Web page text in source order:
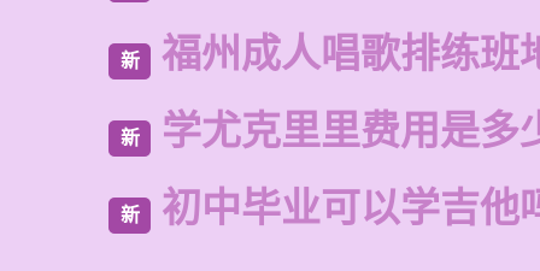
新 福州成人唱歌排练班
新 学尤克里里费用是多
新 初中毕业可以学吉他